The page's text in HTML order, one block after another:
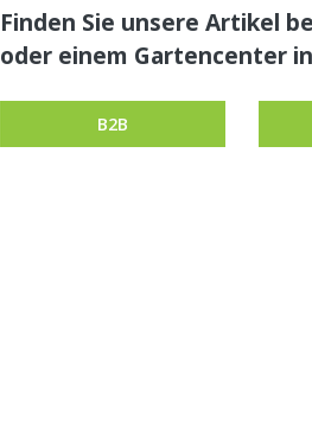
Finden Sie unsere Artikel
oder einem Gartencenter
B2B